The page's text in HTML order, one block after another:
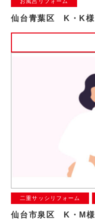
仙台青葉区 K・K様
二重サッシリフォーム
仙台市泉区 K・M様